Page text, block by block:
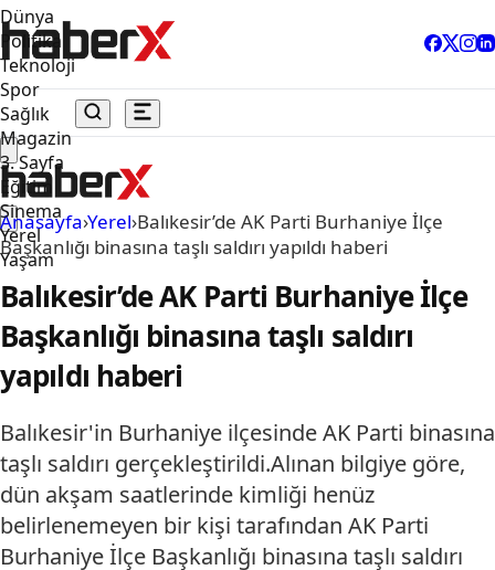
Dünya
Politika
Teknoloji
Spor
Sağlık
Magazin
3. Sayfa
Eğitim
Sinema
Yerel
Yaşam
Anasayfa›Yerel›Balıkesir’de AK Parti Burhaniye İlçe
Başkanlığı binasına taşlı saldırı yapıldı haberi
Balıkesir’de AK Parti Burhaniye İlçe
Başkanlığı binasına taşlı saldırı
yapıldı haberi
Balıkesir'in Burhaniye ilçesinde AK Parti binasına
taşlı saldırı gerçekleştirildi.Alınan bilgiye göre,
dün akşam saatlerinde kimliği henüz
belirlenemeyen bir kişi tarafından AK Parti
Burhaniye İlçe Başkanlığı binasına taşlı saldırı